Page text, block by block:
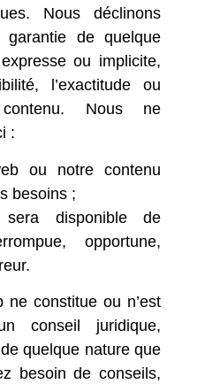
Nous déclinons
garantie de quelque
ou implicite,
l’exactitude ou
contenu. Nous ne
:
ou notre contenu
besoins ;
disponible de
opportune,
constitue ou n’est
conseil juridique,
quelque nature que
besoin de conseils,